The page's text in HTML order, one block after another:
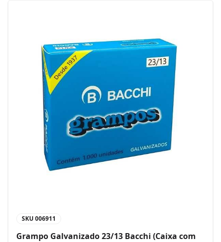
SKU 006911
Grampo Galvanizado 23/13 Bacchi (Caixa com